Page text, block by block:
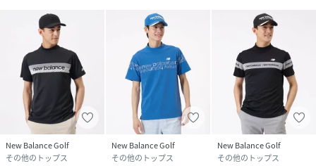
New Balance Golf
その他のトップス
New Balance Golf
その他のトップス
New Balance Golf
その他のトップス